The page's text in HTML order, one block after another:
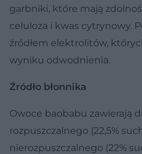
garbniki, które mają
celuloza i kwas cytrynowy.
źródłem elektrolitów,
wyniku odwodnienia.
Źródło błonnika
Owoce baobabu zawierają
rozpuszczalnego (22,5%
nierozpuszczalnego (22%